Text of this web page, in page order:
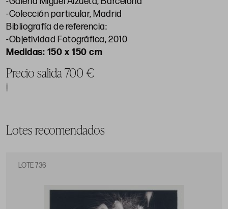
-Colección particular, Madrid
Bibliografía de referencia:
-Objetividad Fotográfica, 2010
150 x 150 cm
Precio salida 700 €
Lotes recomendados
LOTE 736